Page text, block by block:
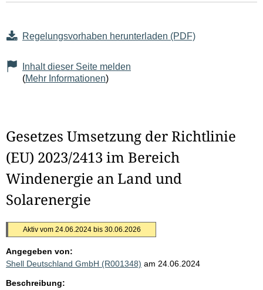
Regelungsvorhaben herunterladen (PDF)
Inhalt dieser Seite melden
(Mehr Informationen)
Gesetzes Umsetzung der Richtlinie
(EU) 2023/2413 im Bereich
Windenergie an Land und
Solarenergie
Aktiv vom 24.06.2024 bis 30.06.2026
Angegeben von:
Shell Deutschland GmbH (R001348) am 24.06.2024
Beschreibung: